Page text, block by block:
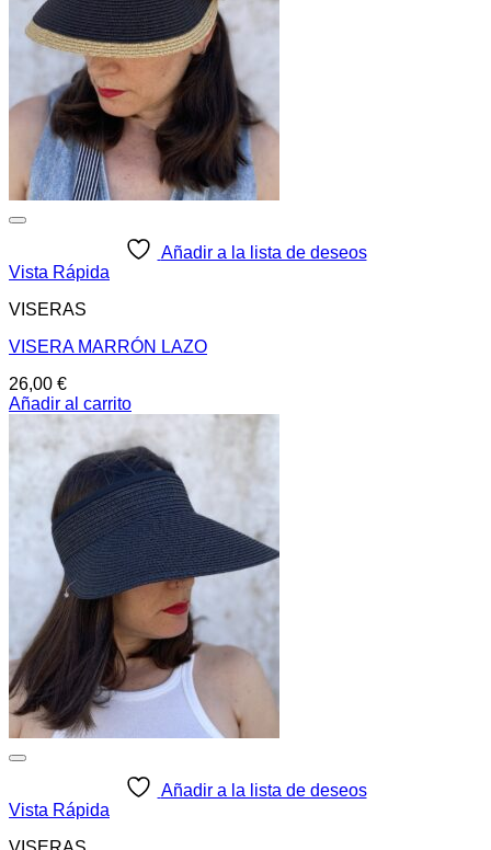
Añadir a la lista de deseos
Vista Rápida
VISERAS
VISERA MARRÓN LAZO
26,00 €
Añadir al carrito
Añadir a la lista de deseos
Vista Rápida